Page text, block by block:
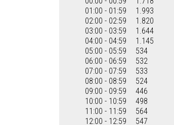
01:00 - 01:59
1.993
02:00 - 02:59
1.820
03:00 - 03:59
1.644
04:00 - 04:59
1.145
05:00 - 05:59
534
06:00 - 06:59
532
07:00 - 07:59
533
08:00 - 08:59
524
09:00 - 09:59
446
10:00 - 10:59
498
11:00 - 11:59
564
12:00 - 12:59
547